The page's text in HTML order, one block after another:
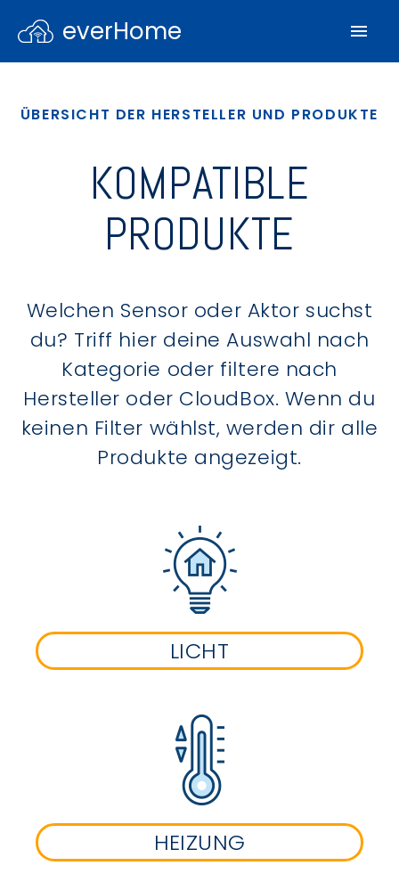
everHome
ÜBERSICHT DER HERSTELLER UND PRODUKTE
KOMPATIBLE
PRODUKTE
Welchen Sensor oder Aktor suchst
du? Triff hier deine Auswahl nach
Kategorie oder filtere nach
Hersteller oder CloudBox. Wenn du
keinen Filter wählst, werden dir alle
Produkte angezeigt.
LICHT
HEIZUNG